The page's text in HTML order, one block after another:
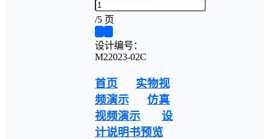
/5 页
设计编号：
M22023-02C
首页
实物视
频演示
仿真
视频演示
设
计说明书预览